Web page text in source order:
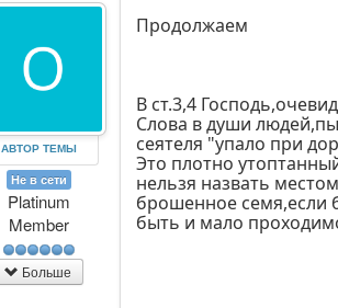
АВТОР ТЕМЫ
Не в сети
Platinum
Member
Больше
Продолжаем
В ст.3,4
Слова в души
сеятеля "упало при
Это плотно
нельзя назвать
брошенное семя,если
быть и мало